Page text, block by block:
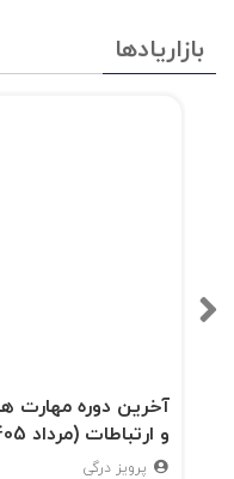
بازاریادها
آخرین دوره مهارت
و ارتباطات (مرداد 1405)
پرویز درگی